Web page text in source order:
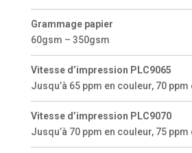
Grammage papier
60gsm – 350gsm
Vitesse d’impression PLC9065
Jusqu’à 65 ppm en couleur, 70
Vitesse d’impression PLC9070
Jusqu’à 70 ppm en couleur, 75